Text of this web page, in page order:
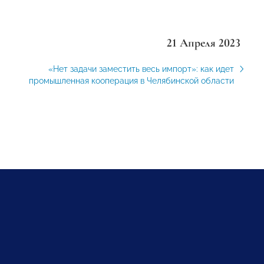
21 Апреля 2023
«Нет задачи заместить весь импорт»: как идет
промышленная кооперация в Челябинской области